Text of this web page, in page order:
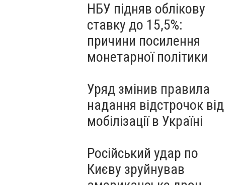
НБУ підняв облікову
ставку до 15,5%:
причини посилення
монетарної політики
Уряд змінив правила
надання відстрочок від
мобілізації в Україні
Російський удар по
Києву зруйнував